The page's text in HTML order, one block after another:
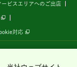
ービスエリアへのご出店
対応